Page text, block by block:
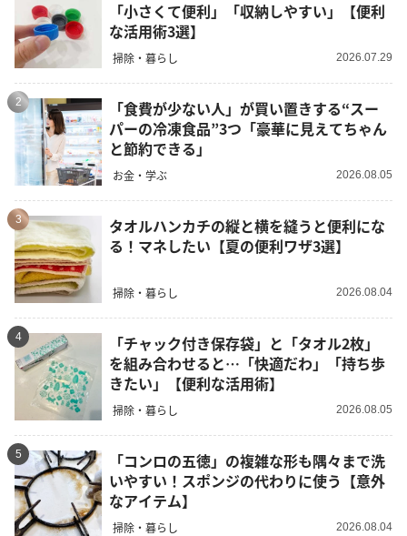
「小さくて便利」「収納しやすい」【便利
な活用術3選】
掃除・暮らし 2026.07.29
2
「食費が少ない人」が買い置きする“スー
パーの冷凍食品”3つ「豪華に見えてちゃん
と節約できる」
お金・学ぶ 2026.08.05
3
タオルハンカチの縦と横を縫うと便利にな
る！マネしたい【夏の便利ワザ3選】
掃除・暮らし 2026.08.04
4
「チャック付き保存袋」と「タオル2枚」
を組み合わせると…「快適だわ」「持ち歩
きたい」【便利な活用術】
掃除・暮らし 2026.08.05
5
「コンロの五徳」の複雑な形も隅々まで洗
いやすい！スポンジの代わりに使う【意外
なアイテム】
掃除・暮らし 2026.08.04